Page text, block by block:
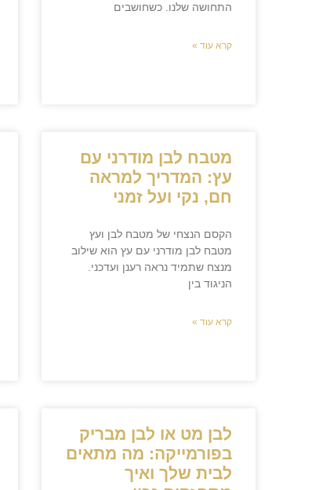
התחושה שלנו. כשחושבים
קרא עוד »
מטבח לבן מודרני עם
עץ: המדריך למראה
חם, נקי ועל זמני
הקסם הנצחי של מטבח לבן ועץ
מטבח לבן מודרני עם עץ הוא שילוב
מנצח שתמיד נראה רענן ועדכני.
הניגוד בין
קרא עוד »
לבן מט או לבן מבריק
בפורמייקה: מה מתאים
לבית שלך ואיך